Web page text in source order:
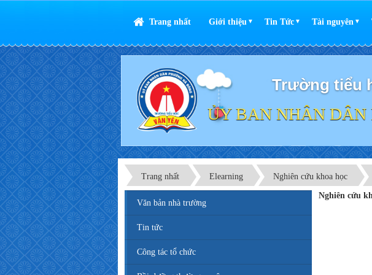
Trang nhất Giới thiệu ▼ Tin Tức ▼ Tài nguyên ▼
Trường tiểu
ỦY BAN NHÂN DÂN
Trang nhất Elearning Nghiên cứu khoa học
Nghiên cứu
Văn bản nhà trường
Tin tức
Công tác tổ chức